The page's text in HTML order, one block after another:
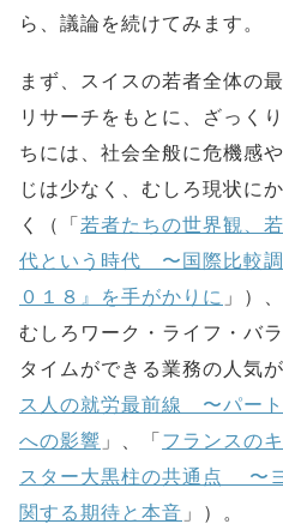
ら、議論を続けてみます。
まず、スイスの若者全体の
リサーチをもとに、ざっく
ちには、社会全般に危機感
じは少なく、むしろ現状に
く（「 若者たちの世界観、
代という時代 〜国際比較調
０１８』を手がかりに 」）
むしろワーク・ライフ・バ
タイムができる業務の人気
ス人の就労最前線 〜パー
への影響 」、「 フランスの
スター大黒柱の共通点 〜
関する期待と本音 」）。